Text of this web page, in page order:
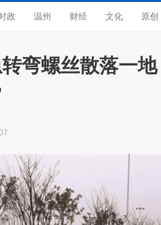
政 温州 财经 文化 原创
弯螺丝散落一